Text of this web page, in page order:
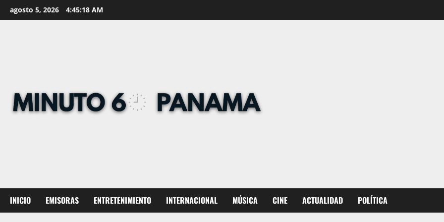
to
agosto 5, 2026 4:45:19 AM
INICIO EMISORAS ENTRETENIMIENTO INTERNACIONAL MÚSICA CINE ACTUALIDAD POLÍTICA